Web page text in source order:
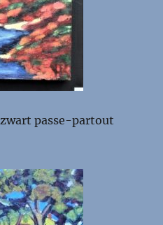
zwart passe-partout